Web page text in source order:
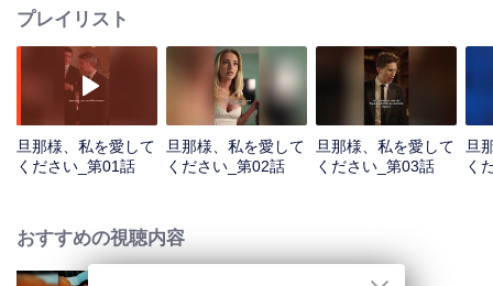
プレイリスト
旦那様、私を愛して
ください_第01話
旦那様、私を愛して
ください_第02話
旦那様、私を愛して
ください_第03話
旦
く
おすすめの視聴内容